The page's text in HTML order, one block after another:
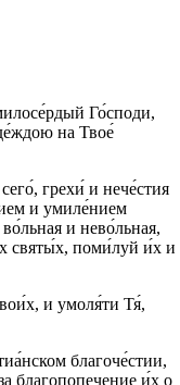
Го́споди,
на Твое́
грехи́ и нече́стия
и умиле́нием
и нево́льная,
святы́х, поми́луй и́х и
и умоля́ти Тя́,
благоче́стии,
благопопечение и́х о